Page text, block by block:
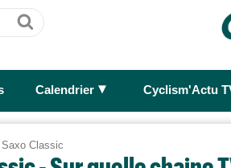
Ok
Calendrier ► Cyclism'Actu
Saxo Classic